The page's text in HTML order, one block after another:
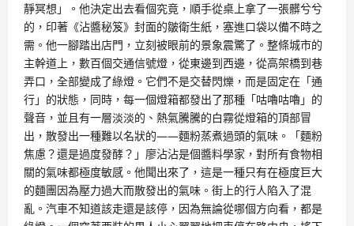
靜冥想」。他決定出去看個究竟，順手從桌上拿了一張髒兮兮
的，印著《沾醬秘笈》封面的皺衛生紙，塞進口袋以備不時之
需。他一腳踏出店門，立刻被眼前的景象震驚了。整條城市的
主幹道上，數百個交通信號燈，從東邊到西邊，從高架橋到巷
弄口，全部變成了綠燈。它們不是交替閃爍，而是固定在「通
行」的狀態，同時，每一個燈箱都發出了那種「咕嚕咕嚕」的
聲音，並且有一層淡淡的、熱氣騰騰的白霧從燈箱的頂部冒
出，散發出一種難以名狀的——麵粉蒸煮過頭的氣味。「麵粉
焦慮？還是過度發酵？」廖沾沾是個醬料學家，對所有食物相
關的氣味都極度敏感。他聞出來了，這是一種只有在極度巨大
的麵團因為壓力過大而散發出的氣味。街上的行人陷入了混
亂。汽車不知道該走還是該停，因為無論從哪個方向看，都是